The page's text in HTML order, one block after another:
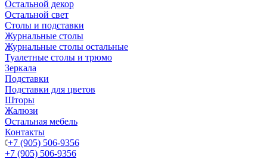
Остальной декор
Остальной свет
Столы и подставки
Журнальные столы
Журнальные столы остальные
Туалетные столы и трюмо
Зеркала
Подставки
Подставки для цветов
Шторы
Жалюзи
Остальная мебель
Контакты
+7 (905) 506-9356
+7 (905) 506-9356